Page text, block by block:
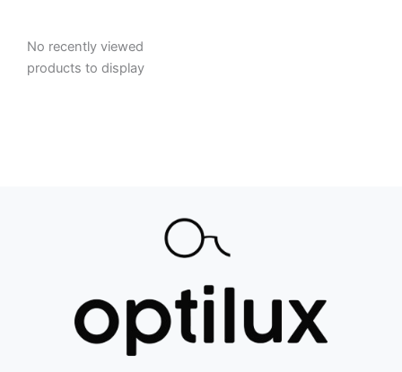
No recently viewed
products to display